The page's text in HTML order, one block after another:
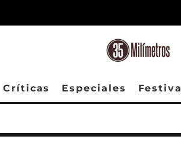
Críticas Especiales